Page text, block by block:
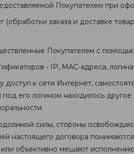
Покупателем при
заказа и доставке
Покупателем с
- IP, MAC-адреса,
к сети Интернет,
его логином находилось
силы, стороны
настоящего договора
объективно мешают